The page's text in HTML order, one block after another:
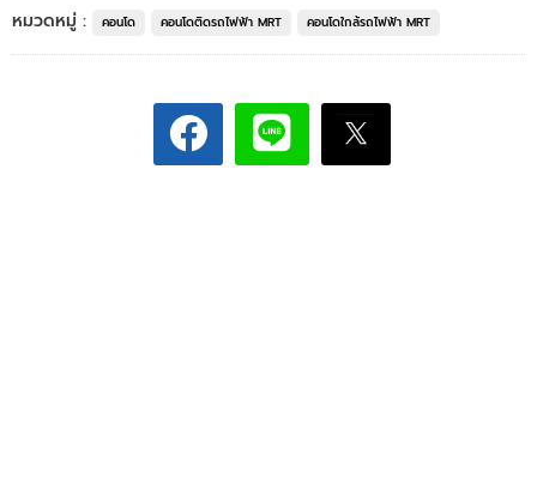
หมวดหมู่ :
คอนโด คอนโดติดรถไฟฟ้า MRT คอนโดใกล้รถไฟฟ้า MRT